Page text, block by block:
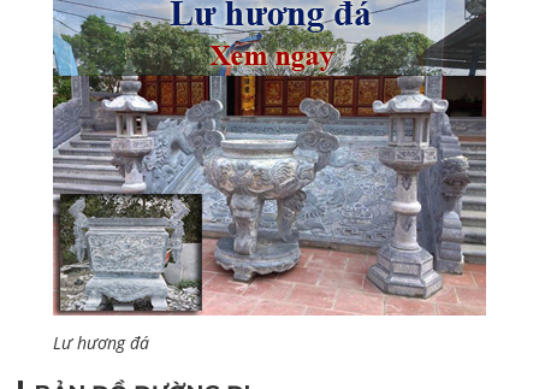
Lư hương đá